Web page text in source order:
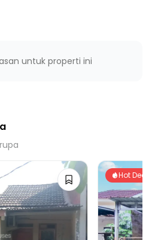
untuk properti ini
Hot Deals